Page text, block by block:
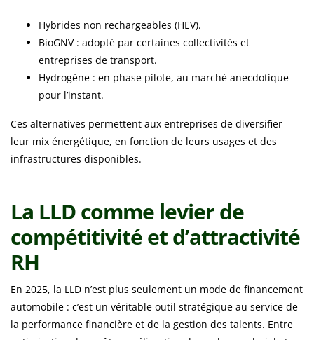
Hybrides non rechargeables (HEV).
BioGNV : adopté par certaines collectivités et
entreprises de transport.
Hydrogène : en phase pilote, au marché anecdotique
pour l’instant.
Ces alternatives permettent aux entreprises de diversifier
leur mix énergétique, en fonction de leurs usages et des
infrastructures disponibles.
La LLD comme levier de
compétitivité et d’attractivité
RH
En 2025, la LLD n’est plus seulement un mode de financement
automobile : c’est un véritable outil stratégique au service de
la performance financière et de la gestion des talents. Entre